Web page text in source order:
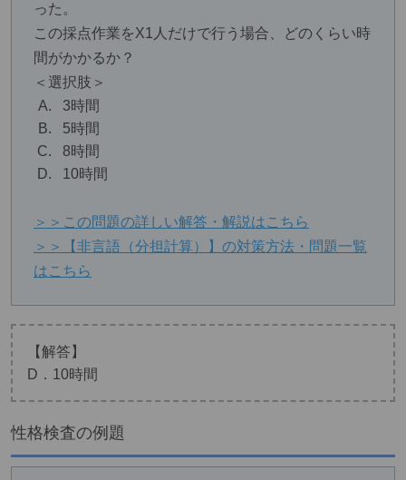
った。
この採点作業をX1人だけで行う場合、どのくらい時
間がかかるか？
＜選択肢＞
3時間
5時間
8時間
10時間
＞＞この問題の詳しい解答・解説はこちら
＞＞【非言語（分担計算）】の対策方法・問題一覧
はこちら
【解答】
D．10時間
性格検査の例題